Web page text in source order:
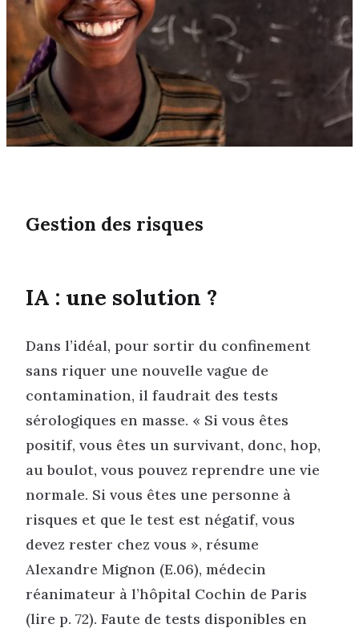
Gestion des risques
IA : une solution ?
Dans l’idéal, pour sortir du confinement
sans riquer une nouvelle vague de
contamination, il faudrait des tests
sérologiques en masse. « Si vous êtes
positif, vous êtes un survivant, donc, hop,
au boulot, vous pouvez reprendre une vie
normale. Si vous êtes une personne à
risques et que le test est négatif, vous
devez rester chez vous », résume
Alexandre Mignon (E.06), médecin
réanimateur à l’hôpital Cochin de Paris
(lire p. 72). Faute de tests disponibles en